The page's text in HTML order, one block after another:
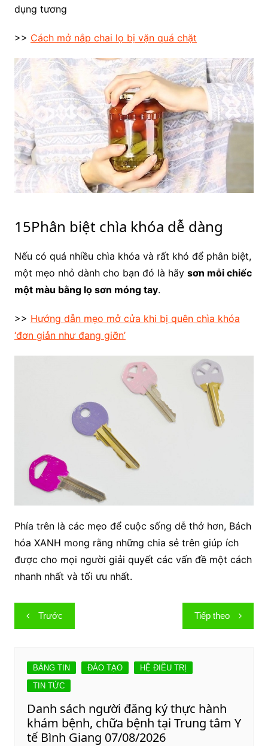
dụng tương
>> Cách mở nắp chai lọ bị vặn quá chặt
15Phân biệt chìa khóa dễ dàng
Nếu có quá nhiều chìa khóa và rất khó để phân biệt,
một mẹo nhỏ dành cho bạn đó là hãy sơn mỗi chiếc
một màu bằng lọ sơn móng tay.
>> Hướng dẫn mẹo mở cửa khi bị quên chìa khóa
‘đơn giản như đang giỡn’
Phía trên là các mẹo để cuộc sống dễ thở hơn, Bách
hóa XANH mong rằng những chia sẻ trên giúp ích
được cho mọi người giải quyết các vấn đề một cách
nhanh nhất và tối ưu nhất.
Điều
hướng
viết
Trước Tiếp theo
BẢNG TIN ĐÀO TẠO
HỆ ĐIỀU TRỊ
TIN TỨC
Danh sách người đăng ký thực hành
khám bệnh, chữa bệnh tại Trung tâm Y
tế Bình Giang 07/08/2026